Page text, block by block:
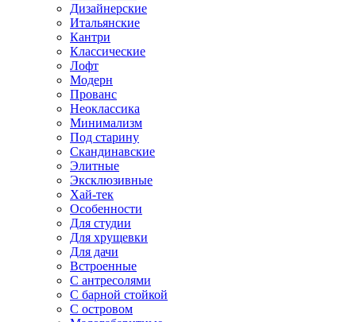
Дизайнерские
Итальянские
Кантри
Классические
Лофт
Модерн
Прованс
Неоклассика
Минимализм
Под старину
Скандинавские
Элитные
Эксклюзивные
Хай-тек
Особенности
Для студии
Для хрущевки
Для дачи
Встроенные
С антресолями
С барной стойкой
С островом